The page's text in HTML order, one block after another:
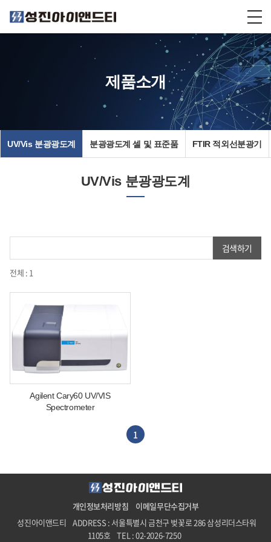
제품소개
UV/Vis 분광광도계 분광광도계 셀 및 표준품 FTIR 적외선분광기
UV/Vis 분광광도계
전체 : 1
검색하기
Agilent Cary60 UV/VIS
Spectrometer
1
개인정보처리방침
이메일무단수집거부
성진아이앤드티 ADDRESS : 서울특별시 금천구 벚꽃로 286 삼성리더스타워
1105호 TEL : 02-2026-7250